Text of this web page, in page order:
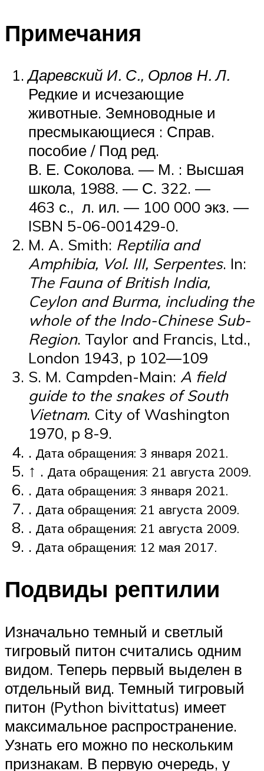
Примечания
Даревский И. С., Орлов Н. Л.
Редкие и исчезающие
животные. Земноводные и
пресмыкающиеся : Справ.
пособие / Под ред.
В. Е. Соколова. — М. : Высшая
школа, 1988. — С. 322. —
463 с., л. ил. — 100 000 экз. —
ISBN 5-06-001429-0.
M. A. Smith: Reptilia and
Amphibia, Vol. III, Serpentes. In:
The Fauna of British India,
Ceylon and Burma, including the
whole of the Indo-Chinese Sub-
Region. Taylor and Francis, Ltd.,
London 1943, p 102—109
S. M. Campden-Main: A field
guide to the snakes of South
Vietnam. City of Washington
1970, p 8-9.
. Дата обращения: 3 января 2021.
↑ . Дата обращения: 21 августа 2009.
. Дата обращения: 3 января 2021.
. Дата обращения: 21 августа 2009.
. Дата обращения: 21 августа 2009.
. Дата обращения: 12 мая 2017.
Подвиды рептилии
Изначально темный и светлый
тигровый питон считались одним
видом. Теперь первый выделен в
отдельный вид. Темный тигровый
питон (Python bivittatus) имеет
максимальное распространение.
Узнать его можно по нескольким
признакам. В первую очередь, у